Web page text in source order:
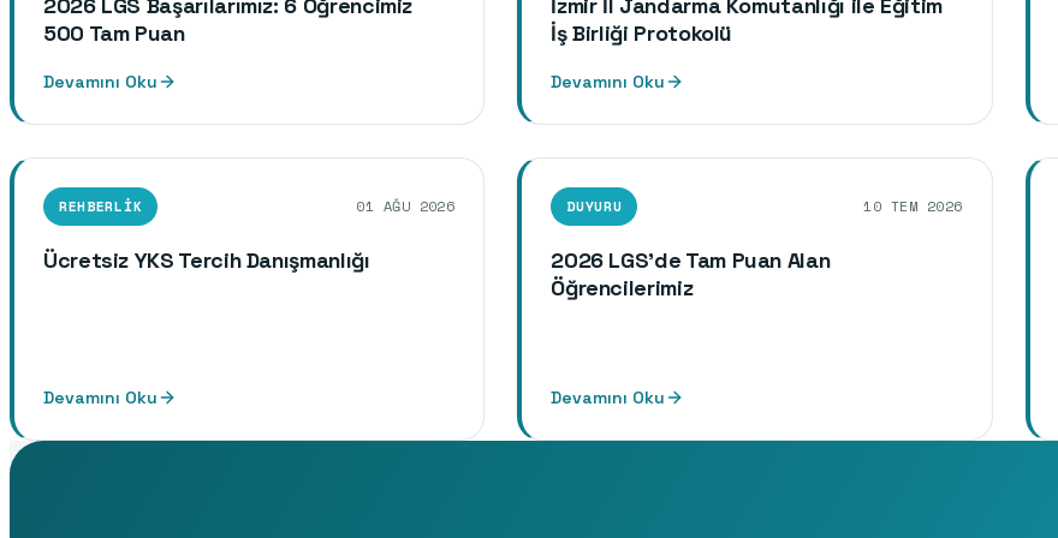
500 Tam Puan
Devamını Oku
İş Birliği Protokolü
Devamını Oku
REHBERLIK 01 AĞU 2026
Ücretsiz YKS Tercih Danışmanlığı
Devamını Oku
DUYURU 10 TEM 2026
2026 LGS'de Tam Puan Alan
Öğrencilerimiz
Devamını Oku